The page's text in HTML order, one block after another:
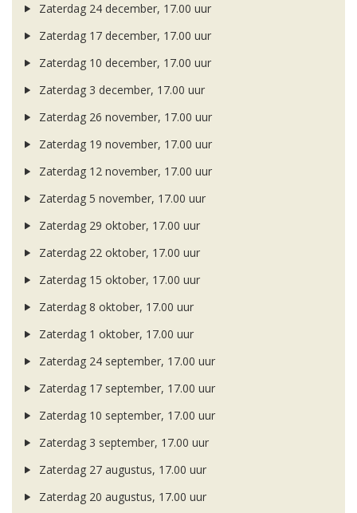
Zaterdag 24 december, 17.00 uur
Zaterdag 17 december, 17.00 uur
Zaterdag 10 december, 17.00 uur
Zaterdag 3 december, 17.00 uur
Zaterdag 26 november, 17.00 uur
Zaterdag 19 november, 17.00 uur
Zaterdag 12 november, 17.00 uur
Zaterdag 5 november, 17.00 uur
Zaterdag 29 oktober, 17.00 uur
Zaterdag 22 oktober, 17.00 uur
Zaterdag 15 oktober, 17.00 uur
Zaterdag 8 oktober, 17.00 uur
Zaterdag 1 oktober, 17.00 uur
Zaterdag 24 september, 17.00 uur
Zaterdag 17 september, 17.00 uur
Zaterdag 10 september, 17.00 uur
Zaterdag 3 september, 17.00 uur
Zaterdag 27 augustus, 17.00 uur
Zaterdag 20 augustus, 17.00 uur